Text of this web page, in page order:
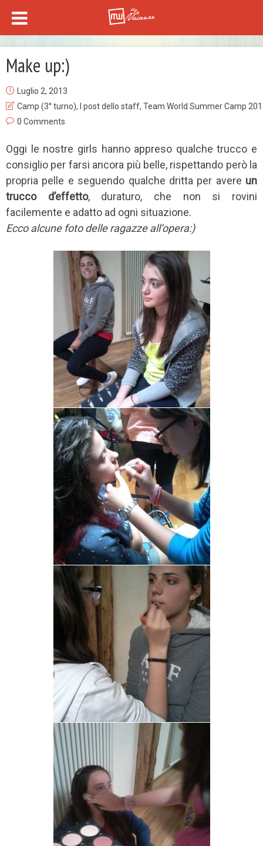
Make up:)
Luglio 2, 2013
Camp (3° turno), I post dello staff, Team World Summer Camp
0 Comments
Oggi le nostre girls hanno appreso qualche trucco e
consiglio per farsi ancora più belle, rispettando però la
propria pelle e seguendo qualche dritta per avere un
trucco d’effetto, duraturo, che non si rovini
facilemente e adatto ad ogni situazione.
Ecco alcune foto delle ragazze all’opera:)